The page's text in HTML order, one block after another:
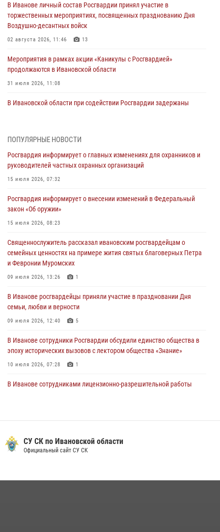
В Иванове личный состав Росгвардии принял участие в
торжественных мероприятиях, посвященных празднованию Дня
Воздушно-десантных войск
02 августа 2026, 11:46 13
Мероприятия в рамках акции «Каникулы с Росгвардией»
продолжаются в Ивановской области
31 июля 2026, 11:08
В Ивановской области при содействии Росгвардии задержаны
празднования Дня Крещения Руси
28 июля 2026, 08:57
Росгвардии для ивановской молодежи
27 июля 2026, 14:10
занятие с вопитанниками детского лагеря
27 июля 2026, 12:56
Координационный совет по взаимодействию с частными
Ивановской области
24 июля 2026, 15:25
ПОПУЛЯРНЫЕ НОВОСТИ
Росгвардия информирует о главных изменениях для охранников и
руководителей частных охранных организаций
15 июля 2026, 07:32
Росгвардия информирует о внесении изменений в Федеральный
закон «Об оружии»
15 июля 2026, 08:23
Священнослужитель рассказал ивановским росгвардейцам о
семейных ценностях на примере жития святых благоверных Петра
и Февронии Муромских
09 июля 2026, 13:26 1
В Иванове росгвардейцы приняли участие в праздновании Дня
семьи, любви и верности
09 июля 2026, 12:40 5
В Иванове сотрудники Росгвардии обсудили единство общества в
эпоху исторических вызовов с лектором общества «Знание»
10 июля 2026, 07:28 1
В Иванове сотрудниками лицензионно-разрешительной работы
более 250 единиц оружия
08 июля 2026, 09:39
схожий с гранатой
СУ СК по Ивановской области
Официальный сайт СУ СК